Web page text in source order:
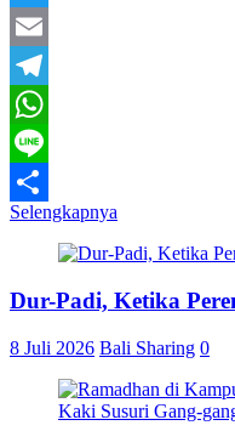
Twitter
Email
Telegram
WhatsApp
Line
Share
Selengkapnya
Dur-Padi, Ketika
8 Juli 2026 Bali Sharing 0